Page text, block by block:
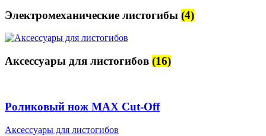
Электромеханические листогибы (4)
Аксессуары для листогибов (16)
Роликовый нож MAX Cut-Off
Аксессуары для листогибов